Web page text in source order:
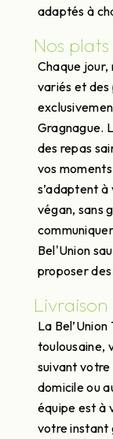
adaptés à
Nos plats
Chaque jour,
variés et
Gragnague.
des repas
vos
s’adaptent
végan, sans
Bel'Union
proposer
Livraison
La
toulousaine,
suivant votre
domicile ou
équipe est à
votre instant